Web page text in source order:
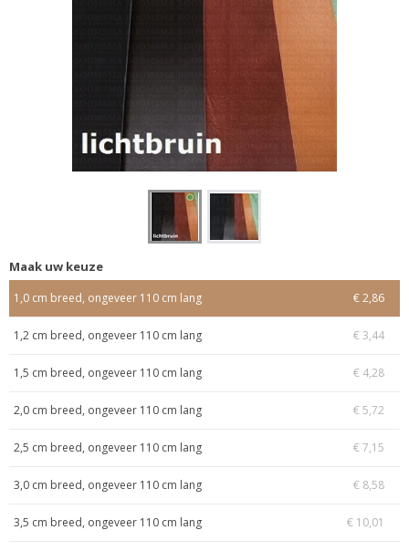
Maak uw keuze
1,0 cm breed, ongeveer 110 cm lang € 2,86
1,2 cm breed, ongeveer 110 cm lang € 3,44
1,5 cm breed, ongeveer 110 cm lang € 4,28
2,0 cm breed, ongeveer 110 cm lang € 5,72
2,5 cm breed, ongeveer 110 cm lang € 7,15
3,0 cm breed, ongeveer 110 cm lang € 8,58
3,5 cm breed, ongeveer 110 cm lang € 10,01